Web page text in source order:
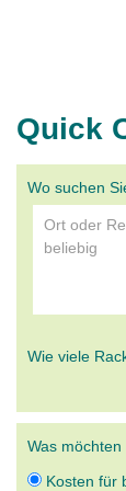
Quick
Wo suchen
Wie viele
Was
Kosten für